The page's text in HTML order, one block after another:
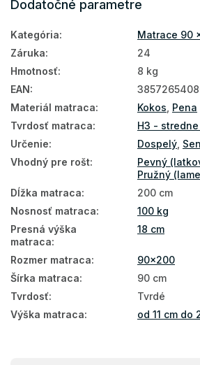
Matrace podľa
Tenké matrace
Matrace Aloe Vera
Matrace HR pena
Prístelkové matrace
Podlahové
Obojstranné
Matrace na
Matrace podľa
Tvrdé matrace
Veľké matrace
Dodatočné parametre
Kategória:
Matrace 90
Záruka:
24
Hmotnosť:
8 kg
EAN:
Materiál matraca: Kokos Pena
Tvrdosť matraca: H3 -
Určenie: Dospelý
Vhodný pre rošt: Pevný
Pružný
Dĺžka matraca:
200 cm
Nosnosť matraca:
100 kg
Presná výška
matraca:
18 cm
Rozmer matraca:
90x200
Šírka matraca:
90 cm
Tvrdosť:
Tvrdé
Výška matraca: od 11 cm do